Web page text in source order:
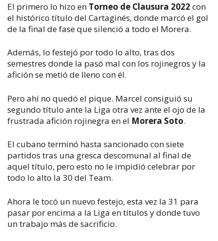
El primero lo hizo en Torneo de Clausura 2022 con
el histórico título del Cartaginés, donde marcó el gol
de la final de fase que silenció a todo el Morera.
Además, lo festejó por todo lo alto, tras dos
semestres donde la pasó mal con los rojinegros y la
afición se metió de lleno con él.
Pero ahí no quedó el pique. Marcel consiguió su
segundo título ante la Liga otra vez ante el ojo de la
frustrada afición rojinegra en el Morera Soto.
El cubano terminó hasta sancionado con siete
partidos tras una gresca descomunal al final de
aquel título, pero esto no le impidió celebrar por
todo lo alto la 30 del Team.
Ahora le tocó un nuevo festejo, esta vez la 31 para
pasar por encima a la Liga en títulos y donde tuvo
un trabajo más de sacrificio.